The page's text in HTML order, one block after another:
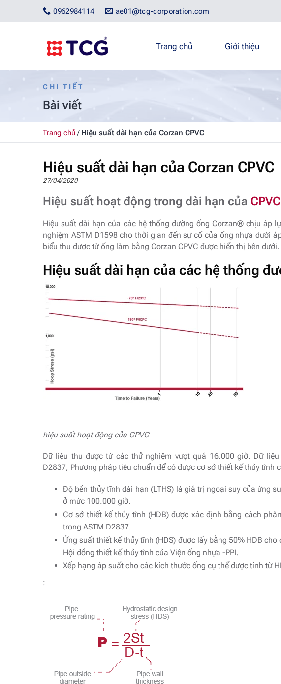
ae01@tcg-corporation.com
0962984114
Trang chủ Giới thiệu
CHI TIẾT
Bài viết
Trang chủ/ Hiệu suất dài hạn của Corzan CPVC
Hiệu suất dài hạn của Corzan CPVC
27/04/2020
Hiệu suất hoạt động trong dài hạn của
Hiệu suất dài hạn của các hệ thống đường ống Corzan® chịu áp
nghiệm ASTM D1598 cho thời gian đến sự cố của ống nhựa dưới
biểu thu được từ ống làm bằng Corzan CPVC được hiển thị bên dưới.
Hiệu suất dài hạn của các hệ thống
hiệu suất hoạt động của CPVC
Dữ liệu thu được từ các thử nghiệm vượt quá 16.000 giờ. Dữ
D2837, Phương pháp tiêu chuẩn để có được cơ sở thiết kế thủy tĩnh
Độ bền thủy tĩnh dài hạn (LTHS) là giá trị ngoại suy của ứng
ở mức 100.000 giờ.
Cơ sở thiết kế thủy tĩnh (HDB) được xác định bằng cách
trong ASTM D2837.
Ứng suất thiết kế thủy tĩnh (HDS) được lấy bằng 50% HDB
Hội đồng thiết kế thủy tĩnh của Viện ống nhựa -PPI.
Xếp hạng áp suất cho các kích thước ống cụ thể được tính từ
: